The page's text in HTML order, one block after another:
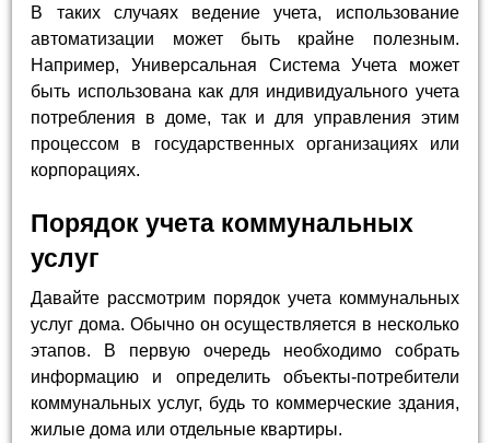
В таких случаях ведение учета, использование
автоматизации может быть крайне полезным.
Например, Универсальная Система Учета может
быть использована как для индивидуального учета
потребления в доме, так и для управления этим
процессом в государственных организациях или
корпорациях.
Порядок учета коммунальных
услуг
Давайте рассмотрим порядок учета коммунальных
услуг дома. Обычно он осуществляется в несколько
этапов. В первую очередь необходимо собрать
информацию и определить объекты-потребители
коммунальных услуг, будь то коммерческие здания,
жилые дома или отдельные квартиры.